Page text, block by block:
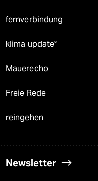
fernverbindung
klima update°
Mauerecho
Freie Rede
reingehen
Newsletter